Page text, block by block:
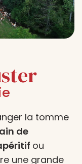
la tomme
de
ou
une grande